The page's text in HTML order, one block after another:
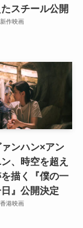
スチール公開
新作映画
ンハン×アン
、時空を超え
描く『僕の一
』公開決定
香港映画